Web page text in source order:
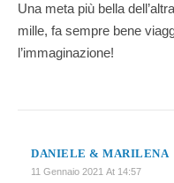
Una meta più bella
mille, fa sempre bene
l’immaginazione!
DANIELE & MARILENA
11 Gennaio 2021 At 14:57